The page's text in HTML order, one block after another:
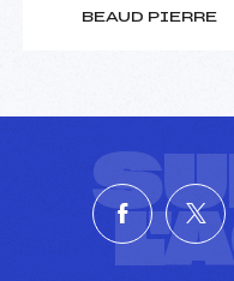
BEAUD PIERRE